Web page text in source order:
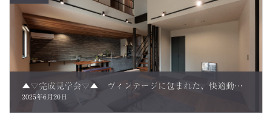
▲▽完成見学会▽▲ ヴィンテージに包まれた、快適動線の家。 ご来場のお客さまの声
2025年6月20日